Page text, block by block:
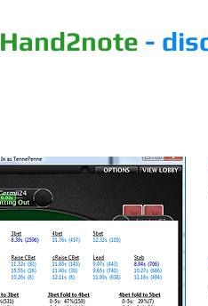
Hand2note -